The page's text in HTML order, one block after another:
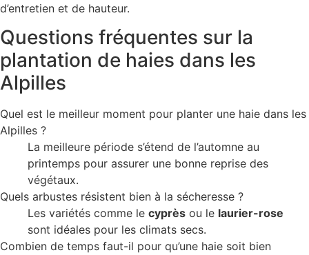
d’entretien et de hauteur.
Questions fréquentes sur la
plantation de haies dans les
Alpilles
Quel est le meilleur moment pour planter une haie dans les
Alpilles ?
La meilleure période s’étend de l’automne au
printemps pour assurer une bonne reprise des
végétaux.
Quels arbustes résistent bien à la sécheresse ?
Les variétés comme le cyprès ou le laurier-rose
sont idéales pour les climats secs.
Combien de temps faut-il pour qu’une haie soit bien